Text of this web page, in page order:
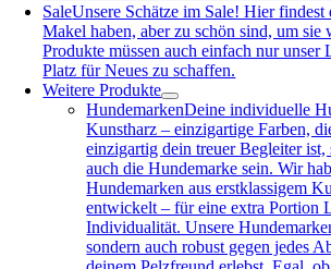
SaleUnsere Schätze im Sale! Hier
Makel haben, aber zu schön sind, um sie
Produkte müssen auch einfach nur unser
Platz für Neues zu schaffen.
Weitere Produkte
HundemarkenDeine individuelle
Kunstharz – einzigartige Farben,
einzigartig dein treuer Begleiter
auch die Hundemarke sein. Wir
Hundemarken aus erstklassigem
entwickelt – für eine extra Portion
Individualität. Unsere
sondern auch robust gegen jedes